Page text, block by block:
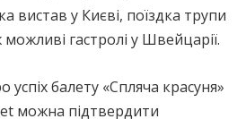
вистав у Києві, поїздка трупи
можливі гастролі у Швейцарії.
балету «Спляча красуня»
можна підтвердити